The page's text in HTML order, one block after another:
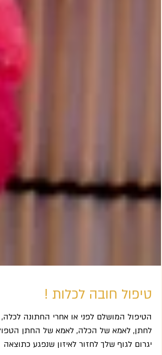
טיפול חובה לכלות !
הטיפול המושלם לפני או אחרי החתונה לכלה,